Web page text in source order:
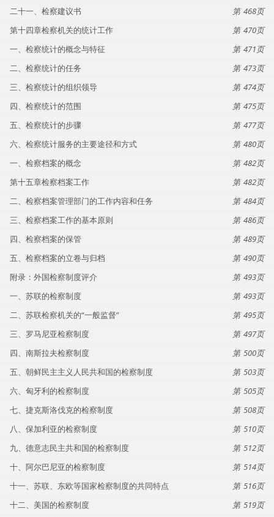
二十一、检察建议书
468
第十四章检察机关的统计工作
470
一、检察统计的概念与特征
471
二、检察统计的任务
473
三、检察统计的组织领导
474
四、检察统计的范围
475
五、检察统计的步骤
477
六、检察统计服务的主要途径和方式
480
一、检察档案的概念
482
第十五章检察档案工作
482
二、检察档案管理部门的工作内容和任务
484
三、检察档案工作的基本原则
486
四、检察档案的保管
489
五、检察档案的立卷与归档
490
附录：外国检察制度评介
493
一、苏联的检察制度
493
二、苏联检察机关的“一般监督”
495
三、罗马尼亚检察制度
497
四、南斯拉夫检察制度
500
五、朝鲜民主主义人民共和国的检察制度
503
六、匈牙利的检察制度
505
七、捷克斯洛伐克的检察制度
508
八、保加利亚的检察制度
510
九、德意志民主共和国的检察制度
512
十、阿尔巴尼亚的检察制度
514
十一、苏联、东欧等国家检察制度的共同特点
516
十二、美国的检察制度
519